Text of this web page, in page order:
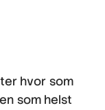
hvor som
som helst